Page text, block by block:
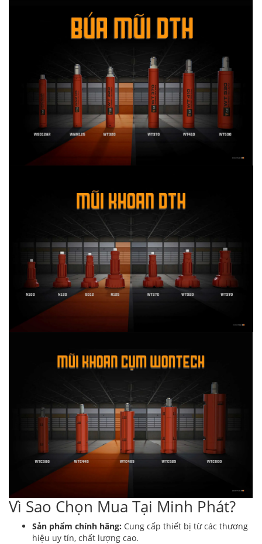
Vì Sao Chọn Mua Tại Minh Phát?
Sản phẩm chính hãng: Cung cấp thiết bị từ các thương
hiệu uy tín, chất lượng cao.